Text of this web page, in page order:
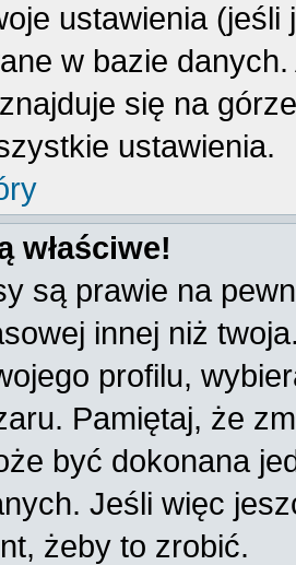
ustawienia
w bazie
się na
ustawienia.
właściwe!
są prawie na
innej niż
profilu,
Pamiętaj, że
być dokonana
Jeśli więc
żeby to zrobić.